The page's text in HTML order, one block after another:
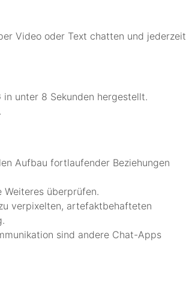
Video oder Text chatten und jederzeit
unter 8 Sekunden hergestellt.
Aufbau fortlaufender Beziehungen
Weiteres überprüfen.
verpixelten, artefaktbehafteten
sind andere Chat-Apps